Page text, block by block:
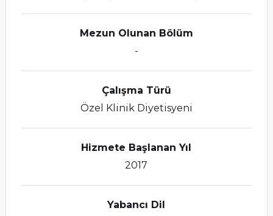
Mezun Olunan Bölüm
-
Çalışma Türü
Özel Klinik Diyetisyeni
Hizmete Başlanan Yıl
2017
Yabancı Dil